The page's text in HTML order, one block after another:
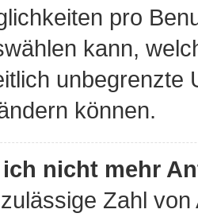
pro
kann,
unbegrenzte
können.
nicht mehr
Zahl